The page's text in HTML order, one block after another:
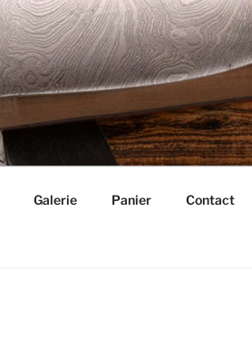
Galerie Panier Contact